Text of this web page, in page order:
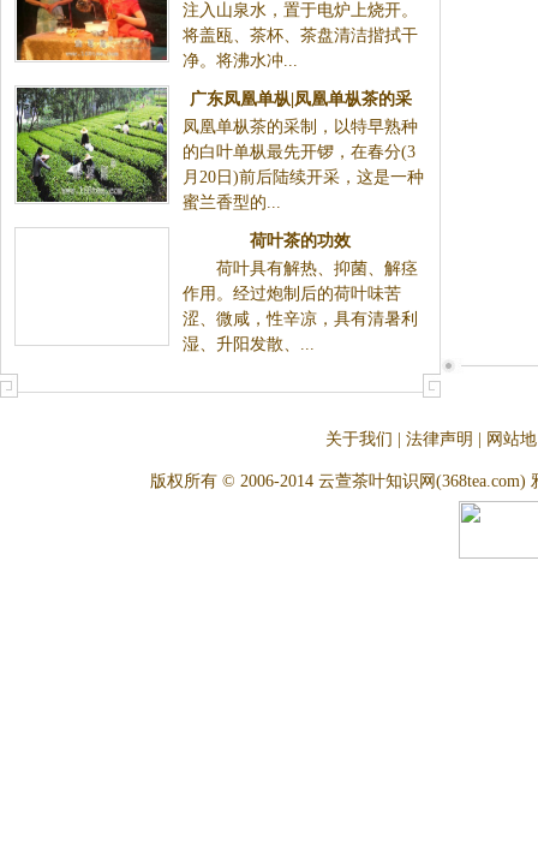
注入山泉水，置于电炉上烧开。
将盖瓯、茶杯、茶盘清洁揩拭干
净。将沸水冲...
广东凤凰单枞|凤凰单枞茶的采
制
凤凰单枞茶的采制，以特早熟种
的白叶单枞最先开锣，在春分(3
月20日)前后陆续开采，这是一种
蜜兰香型的...
荷叶茶的功效
荷叶具有解热、抑菌、解痉
作用。经过炮制后的荷叶味苦
涩、微咸，性辛凉，具有清暑利
湿、升阳发散、...
关于我们 法律声明 网站
版权所有 © 2006-2014 云萱茶叶知识网